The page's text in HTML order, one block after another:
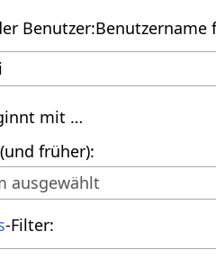
Benutzer:Benutzername
mit …
früher):
ausgewählt
-Filter: